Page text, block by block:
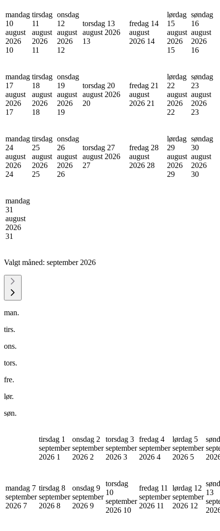
mandag
10
august
2026
10
tirsdag
11
august
2026
11
onsdag
12
august
2026
12
torsdag 13
august 2026
13
fredag 14
august
2026 14
lørdag
15
august
2026
15
søndag
16
august
2026
16
mandag
17
august
2026
17
tirsdag
18
august
2026
18
onsdag
19
august
2026
19
torsdag 20
august 2026
20
fredag 21
august
2026 21
lørdag
22
august
2026
22
søndag
23
august
2026
23
mandag
24
august
2026
24
tirsdag
25
august
2026
25
onsdag
26
august
2026
26
torsdag 27
august 2026
27
fredag 28
august
2026 28
lørdag
29
august
2026
29
søndag
30
august
2026
30
mandag
31
august
2026
31
Valgt måned: september 2026
man.
tirs.
ons.
tors.
fre.
lør.
søn.
tirsdag 1
september
2026 1
onsdag 2
september
2026 2
torsdag 3
september
2026 3
fredag 4
september
2026 4
lørdag 5
september
2026 5
mandag 7
september
2026 7
tirsdag 8
september
2026 8
onsdag 9
september
2026 9
torsdag
10
september
2026 10
fredag 11
september
2026 11
lørdag 12
september
2026 12
13